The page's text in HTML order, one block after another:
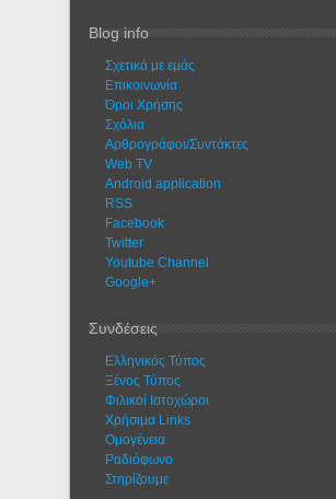
Blog info
Σχετικά με εμάς
Eπικοινωνία
Όροι Χρήσης
Σχόλια
Αρθρογράφοι/Συντάκτες
Web TV
Android application
RSS
Facebook
Twitter
Youtube Channel
Google+
Συνδέσεις
Ελληνικός Τύπος
Ξένος Τύπος
Φιλικοί Ιστοχώροι
Χρήσιμα Links
Ομογένεια
Ραδιόφωνο
Στηρίζουμε